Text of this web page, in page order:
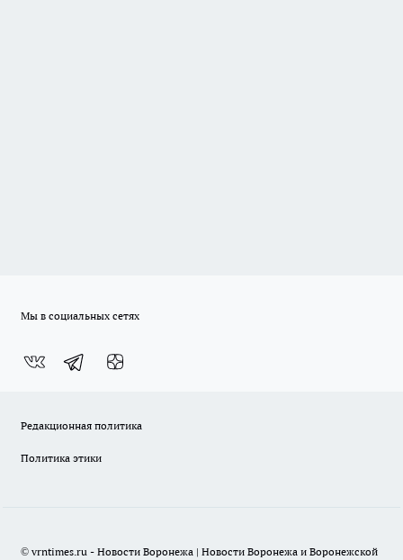
Мы в социальных сетях
Редакционная политика
Политика этики
© vrntimes.ru - Новости Воронежа | Новости Воронежа и Воронежской